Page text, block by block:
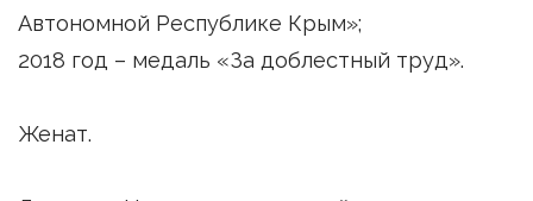
Автономной Республике Крым»;
2018 год – медаль «За доблестный труд».
Женат.